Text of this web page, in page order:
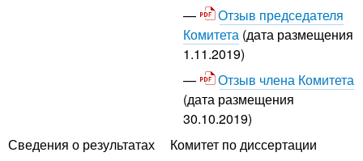
Отзыв председателя
Комитета (дата размещения
1.11.2019)
Отзыв члена Комитета
(дата размещения
30.10.2019)
Сведения о результатах
Комитет по диссертации